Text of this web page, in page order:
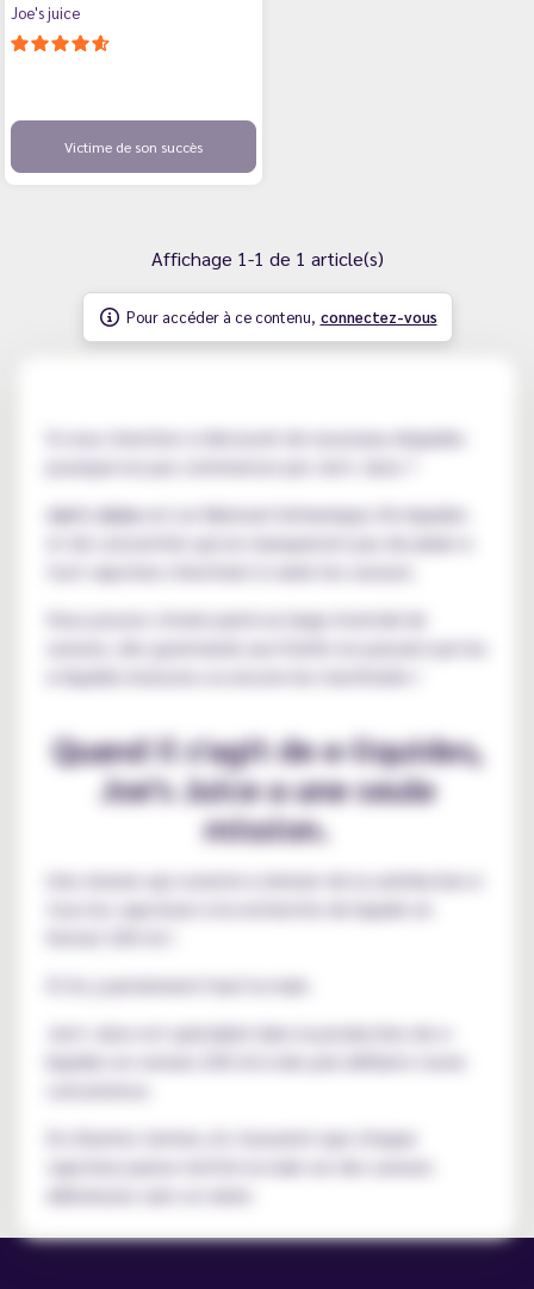
Joe's juice
Victime de son succès
Affichage 1-1 de 1 article(s)
Pour accéder à ce contenu, connectez-vous
Si vous cherchez à découvrir de nouveaux eliquides
Joe's Juiceest un fabricant britannique d'e-liquides
et de concentrés qui ne manqueront pas de plaire à
tout vapoteur cherchant à varier les saveurs.
Vous pouvez choisir parmi un large éventail de
saveurs, des gourmands aux fruités en passant par les
Quand il s'agit de e-liquides,
Joe's Juice a une seule
mission.
Une mission qui consiste à donner de la satisfaction à
tous les vapoteurs à la recherche de liquide en
Et ils y parviennent haut la main.
Joe's Juice est spécialisé dans la production de e-
liquides en version 200 ml à des prix défiants toute
En d'autres termes, ils s'assurent que chaque
vapoteur puisse mettre la main sur des saveurs